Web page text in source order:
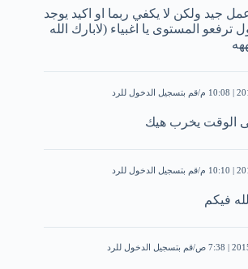
جيد ولكن لا يكفي ربما او اكيد يوجد
المستوى يا اغبياء (لابارك الله
قم بتسجيل الدخول للرد
الوقت يخرب هيك
قم بتسجيل الدخول للرد
فيكم
قم بتسجيل الدخول للرد